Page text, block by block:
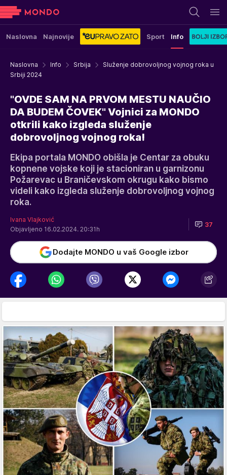
Naslovna Najnovije Sport Info
Naslovna Info Srbija
Služenje dobrovoljnog vojnog roka u
Srbiji 2024
"OVDE SAM NA PRVOM MESTU NAUČIO
DA BUDEM ČOVEK" Vojnici za MONDO
otkrili kako izgleda služenje
dobrovoljnog vojnog roka!
Ekipa portala MONDO obišla je Centar za obuku
kopnene vojske koji je stacioniran u garnizonu
Požarevac u Braničevskom okrugu kako bismo
videli kako izgleda služenje dobrovoljnog vojnog
roka.
Ivana Vlajković
Objavljeno 16.02.2024. 20:31h
37
Dodajte MONDO u vaš Google izbor